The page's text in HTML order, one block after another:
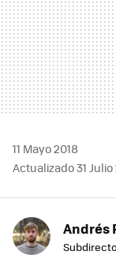
11 Mayo 2018
Actualizado 31 Julio
Andrés